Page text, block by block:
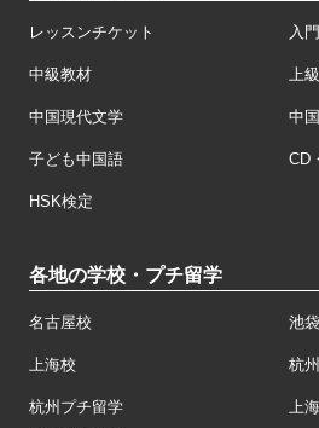
レッスンチケット 入
中級教材 上
中国現代文学 中
子ども中国語 CD
HSK検定
各地の学校・プチ留学
名古屋校 池
上海校 杭
杭州プチ留学 上